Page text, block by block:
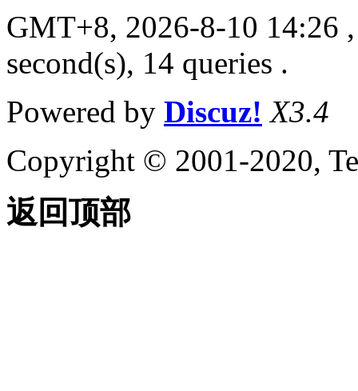
GMT+8, 2026-8-10 14:26
second(s), 14 queries .
Powered by Discuz! X3.4
Copyright © 2001-2020,
返回顶部